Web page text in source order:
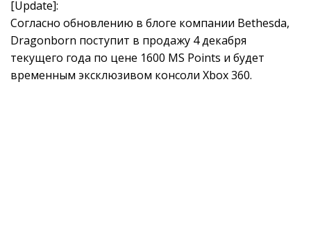
[Update]:
Согласно обновлению в блоге компании Bethesda,
Dragonborn поступит в продажу 4 декабря
текущего года по цене 1600 MS Points и будет
временным эксклюзивом консоли Xbox 360.